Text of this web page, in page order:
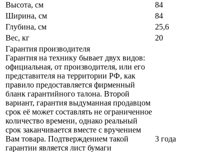
Высота, см
84
Ширина, см
84
Глубина, см
25,6
Вес, кг
20
Гарантия производителя
Гарантия на технику бывает двух видов:
официальная, от производителя, или его
представителя на территории РФ, как
правило предоставляется фирменный
бланк гарантийного талона. Второй
вариант, гарантия выдуманная продавцом
срок её может составлять не ограниченное
количество времени, однако реальный
срок заканчивается вместе с вручением
Вам товара. Подтверждением такой
гарантии является лист бумаги
3 года